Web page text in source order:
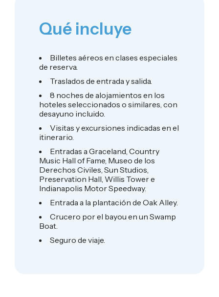
Qué incluye
Billetes aéreos en clases especiales
de reserva.
Traslados de entrada y salida.
8 noches de alojamientos en los
hoteles seleccionados o similares, con
desayuno incluido.
Visitas y excursiones indicadas en el
itinerario.
Entradas a Graceland, Country
Music Hall of Fame, Museo de los
Derechos Civiles, Sun Studios,
Preservation Hall, Willis Tower e
Indianapolis Motor Speedway.
Entrada a la plantación de Oak Alley.
Crucero por el bayou en un Swamp
Boat.
Seguro de viaje.